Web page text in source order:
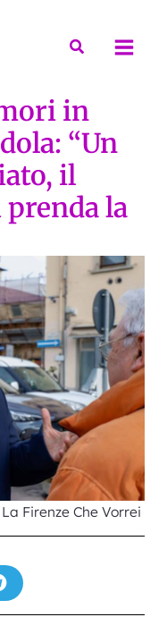
Cerca
in
“Un
il
la
Firenze Che Vorrei